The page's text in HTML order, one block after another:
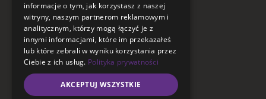
ul. Sienkiewicza:
+48519546135
ul. Mieszka I:
+48519512966
informacje o tym, jak korzystasz z naszej
witryny, naszym partnerom reklamowym i
analitycznym, którzy mogą łączyć je z
innymi informacjami, które im przekazałeś
lub które zebrali w wyniku korzystania przez
Ciebie z ich usług. Polityka prywatności
AKCEPTUJ WSZYSTKIE